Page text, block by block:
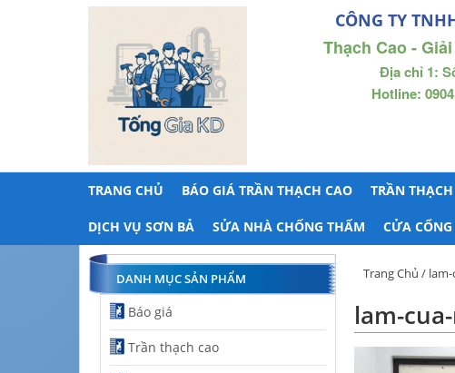
CÔNG TY
Thạch Cao -
Địa chỉ 1:
Hotline:
TRANG CHỦ BÁO GIÁ TRẦN THẠCH CAO TRẦN
DỊCH VỤ SƠN BẢ SỬA NHÀ CHỐNG THẤM CỬA CỔNG
Trang Chủ /
lam-
DANH MỤC SẢN PHẨM
Báo giá
Trần thạch cao